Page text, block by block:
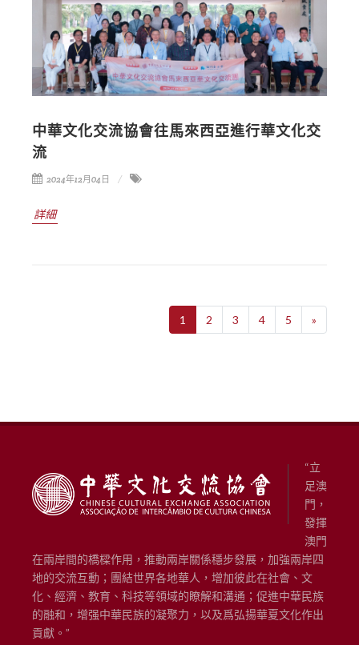
中華文化交流協會往馬來西亞進行華文化交
流
2024年12月04日
詳細
1 2 3 4 5 »
“立
足澳
門，
發揮
澳門
在兩岸間的橋樑作用，推動兩岸關係穩步發展，加強兩岸四
地的交流互動；團結世界各地華人，增加彼此在社會、文
化、經濟、教育、科技等領域的瞭解和溝通；促進中華民族
的融和，增强中華民族的凝聚力，以及爲弘揚華夏文化作出
貢獻。”